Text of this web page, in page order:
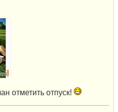
отметить отпуск!